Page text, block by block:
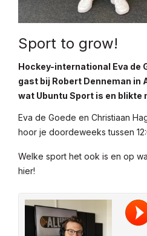
Sport to grow!
Hockey-international Eva de
gast bij Robert Denneman in
wat Ubuntu Sport is en blikte
Eva de Goede en Christiaan
hoor je doordeweeks tussen
Welke sport het ook is en op
hier!